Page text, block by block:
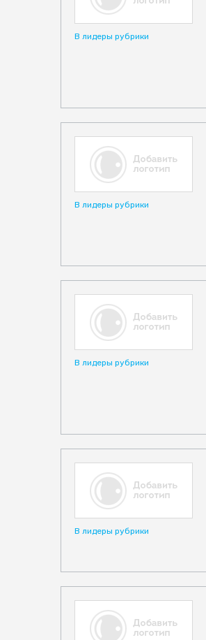
В лидеры рубрики
В лидеры рубрики
В лидеры рубрики
В лидеры рубрики